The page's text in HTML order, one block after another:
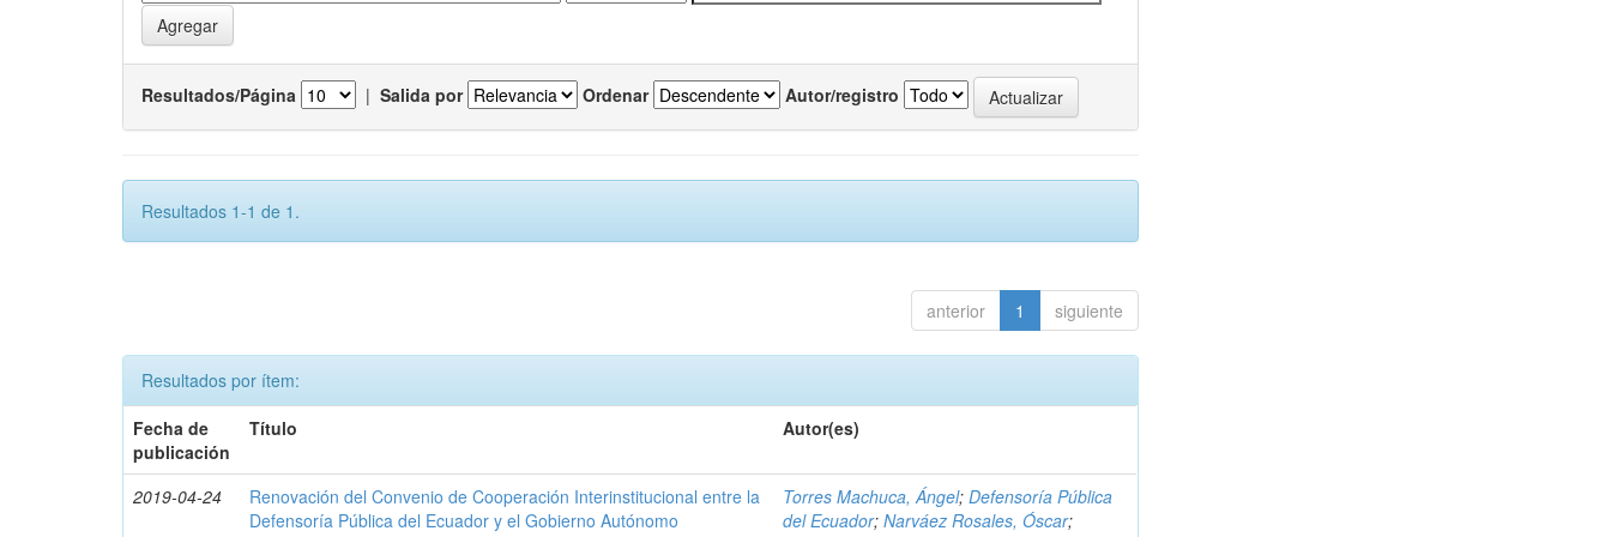
Resultados/Página | Salida por Ordenar Autor/registro
Resultados 1-1 de 1.
anterior 1 siguiente
Resultados por ítem:
Fecha de
publicación
Título Autor(es)
2019-04-24
Renovación del Convenio de Cooperación Interinstitucional entre la
Defensoría Pública del Ecuador y el Gobierno Autónomo
Torres Machuca, Ángel;Defensoría Pública
del Ecuador;Narváez Rosales, Óscar;